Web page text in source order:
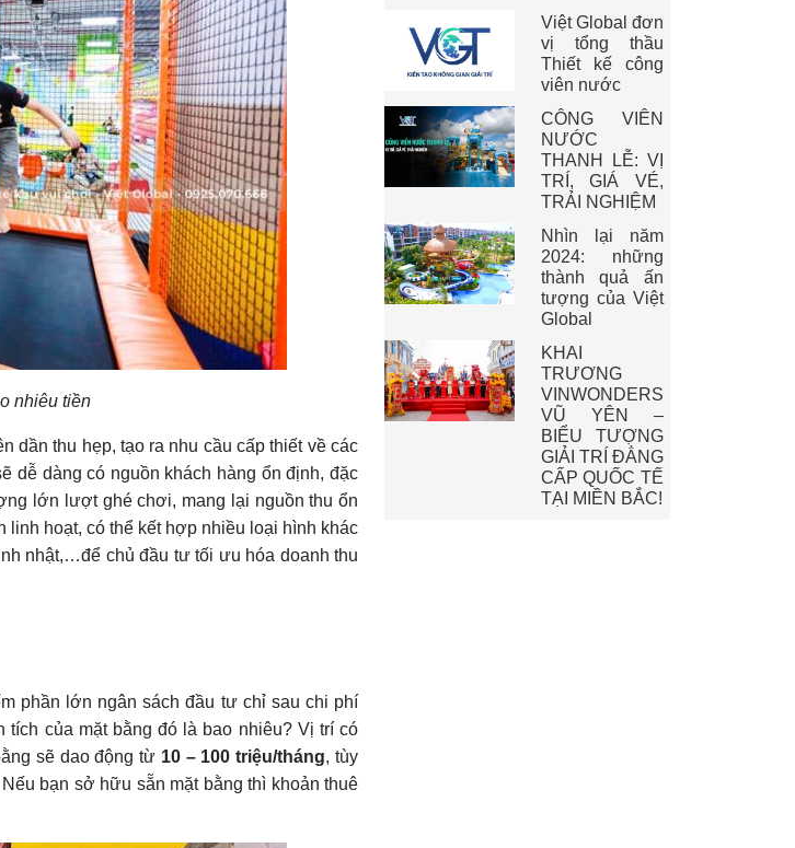
nhiêu tiền
dần thu hẹp, tạo ra nhu cầu cấp thiết về các
dễ dàng có nguồn khách hàng ổn định, đặc
lớn lượt ghé chơi, mang lại nguồn thu ổn
hoạt, có thể kết hợp nhiều loại hình khác
nhật,…để chủ đầu tư tối ưu hóa doanh thu
phần lớn ngân sách đầu tư chỉ sau chi phí
của mặt bằng đó là bao nhiêu? Vị trí có
sẽ dao động từ 10 – 100 triệu/tháng, tùy
bạn sở hữu sẵn mặt bằng thì khoản thuê
Việt Global đơn
vị tổng thầu
Thiết kế công
viên nước
CÔNG VIÊN
NƯỚC
THANH LỄ: VỊ
TRÍ, GIÁ VÉ,
TRẢI NGHIỆM
Nhìn lại năm
2024: những
thành quả ấn
tượng của Việt
Global
KHAI
TRƯƠNG
VINWONDERS
VŨ YÊN –
BIỂU TƯỢNG
GIẢI TRÍ ĐẲNG
CẤP QUỐC TẾ
TẠI MIỀN BẮC!